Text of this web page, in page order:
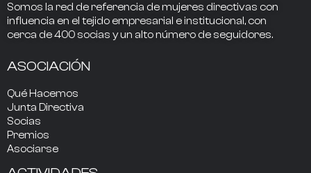
Somos la red de referencia de mujeres directivas con
influencia en el tejido empresarial e institucional, con
cerca de400 socias y un alto número de seguidores.
ASOCIACIÓN
Qué Hacemos
Junta Directiva
Socias
Premios
Asociarse